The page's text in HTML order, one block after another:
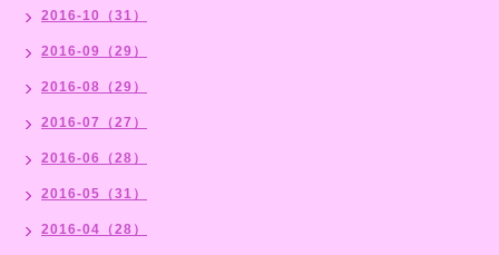
2016-10（31）
2016-09（29）
2016-08（29）
2016-07（27）
2016-06（28）
2016-05（31）
2016-04（28）